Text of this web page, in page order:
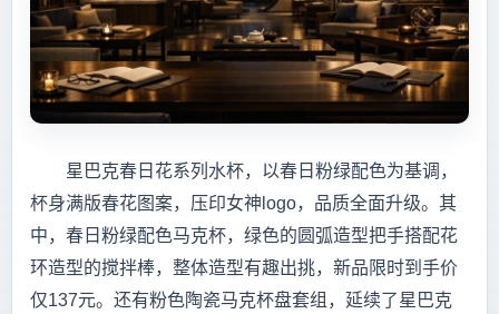
星巴克春日花系列水杯，以春日粉绿配色为基调，
杯身满版春花图案，压印女神logo，品质全面升级。其
中，春日粉绿配色马克杯，绿色的圆弧造型把手搭配花
环造型的搅拌棒，整体造型有趣出挑，新品限时到手价
仅137元。还有粉色陶瓷马克杯盘套组，延续了星巴克